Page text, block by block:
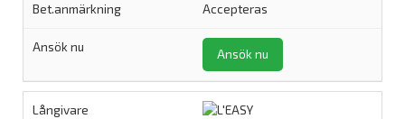
Accepteras
Ansök nu